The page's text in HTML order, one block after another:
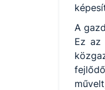
A
Ez az